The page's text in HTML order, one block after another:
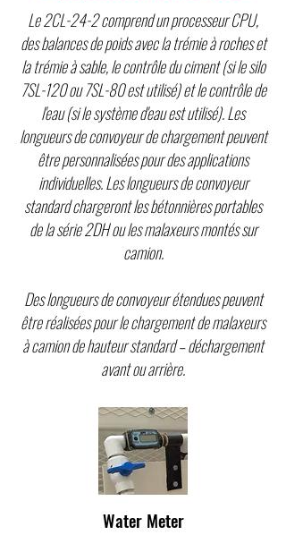
Le 2CL-24-2 comprend un processeur CPU,
des balances de poids avec la trémie à roches et
la trémie à sable, le contrôle du ciment (si le silo
7SL-120 ou 7SL-80 est utilisé) et le contrôle de
l'eau (si le système d'eau est utilisé). Les
longueurs de convoyeur de chargement peuvent
être personnalisées pour des applications
individuelles. Les longueurs de convoyeur
standard chargeront les bétonnières portables
de la série 2DH ou les malaxeurs montés sur
camion.
Des longueurs de convoyeur étendues peuvent
être réalisées pour le chargement de malaxeurs
à camion de hauteur standard – déchargement
avant ou arrière.
Water Meter